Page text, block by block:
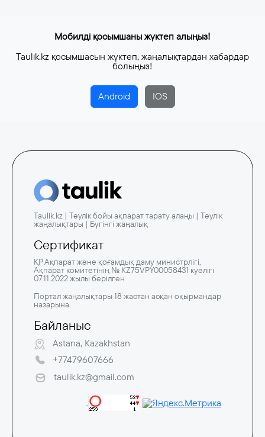
Мобилді қосымшаны жүктеп алыңыз!
Taulik.kz қосымшасын жүктеп, жаңалықтардан хабардар
болыңыз!
Android IOS
Taulik.kz | Тәулік бойы ақпарат тарату алаңы | Тәулік
жаңалықтары | Бүгінгі жаңалық
Сертификат
ҚР Ақпарат және қоғамдық даму министрлігі,
Ақпарат комитетінің № KZ75VPY00058431 куәлігі
07.11.2022 жылы берілген
Портал жаңалықтары 18 жастан асқан оқырмандар
назарына.
Байланыс
Astana, Kazakhstan
+77479607666
taulik.kz@gmail.com